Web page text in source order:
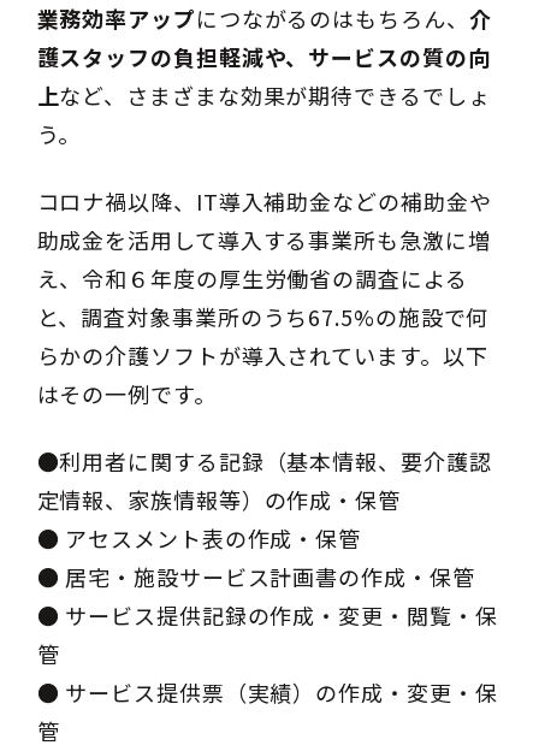
業務効率アップにつながるのはもちろん、 介
護スタッフの負担軽減や、サービスの質の向
上など、さまざまな効果が期待できるでしょ
う。
コロナ禍以降、IT導入補助金などの補助金や
助成金を活用して導入する事業所も急激に増
え、令和６年度の厚生労働省の調査による
と、調査対象事業所のうち67.5%の施設で何
らかの介護ソフトが導入されています。以下
はその一例です。
●利用者に関する記録（基本情報、要介護認
定情報、家族情報等）の作成・保管
● アセスメント表の作成・保管
● 居宅・施設サービス計画書の作成・保管
● サービス提供記録の作成・変更・閲覧・保
管
● サービス提供票（実績）の作成・変更・保
管